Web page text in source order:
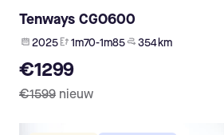
Tenways CGO600
2025 1m70-1m85 354 km
€1299
€1599 nieuw